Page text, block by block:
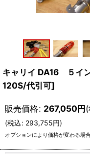
キャリイ DA16 ５イ
120S/代引可]
販売価格: 267,050円
(税込: 293,755円)
オプションにより価格が変わる場